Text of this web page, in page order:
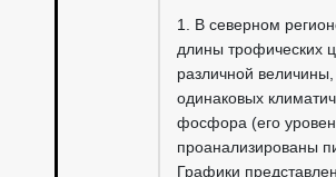
1. В северном
длины трофических
различной
одинаковых
фосфора (его
проанализированы
Графики